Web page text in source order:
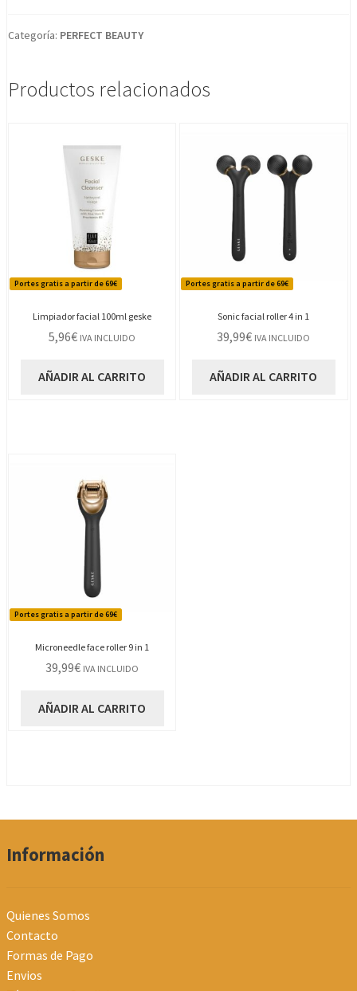
Categoría: PERFECT BEAUTY
Productos relacionados
Portes gratis a partir de 69€
Limpiador facial 100ml geske
5,96€ IVA INCLUIDO
AÑADIR AL CARRITO
Portes gratis a partir de 69€
Sonic facial roller 4 in 1
39,99€ IVA INCLUIDO
AÑADIR AL CARRITO
Portes gratis a partir de 69€
Microneedle face roller 9 in 1
39,99€ IVA INCLUIDO
AÑADIR AL CARRITO
Información
Quienes Somos
Contacto
Formas de Pago
Envios